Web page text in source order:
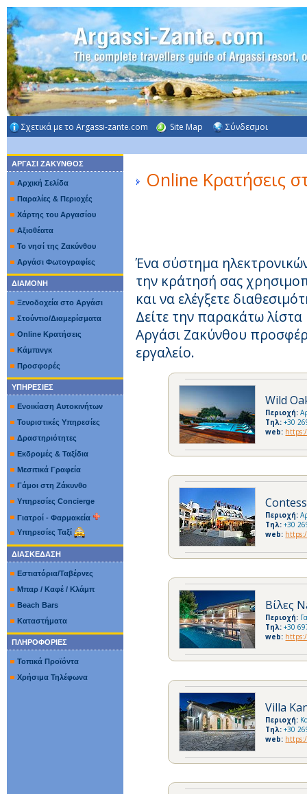
Σχετικά με το Argassi-zante.com Site Map Σύνδεσμοι
ΑΡΓΑΣΙ ΖΑΚΥΝΘΟΣ
Αρχική Σελίδα
Παραλίες & Περιοχές
Χάρτης του Αργασίου
Αξιοθέατα
Το νησί της Ζακύνθου
Αργάσι Φωτογραφίες
ΔΙΑΜΟΝΗ
Ξενοδοχεία στο Αργάσι
Στούντιο/Διαμερίσματα
Online Κρατήσεις
Κάμπινγκ
Προσφορές
ΥΠΗΡΕΣΙΕΣ
Ενοικίαση Αυτοκινήτων
Τουριστικές Υπηρεσίες
Δραστηριότητες
Εκδρομές & Ταξίδια
Μεσιτικά Γραφεία
Γάμοι στη Ζάκυνθο
Υπηρεσίες Concierge
Γιατροί - Φαρμακεία
Υπηρεσίες Ταξί
ΔΙΑΣΚΕΔΑΣΗ
Εστιατόρια/Ταβέρνες
Μπαρ / Καφέ / Κλάμπ
Beach Bars
Καταστήματα
ΠΛΗΡΟΦΟΡΙΕΣ
Τοπικά Προϊόντα
Χρήσιμα Τηλέφωνα
Online Κρατήσεις
Ένα σύστημα
την κράτησή σας
και να ελέγξετε
Δείτε την παρακάτω
Αργάσι Ζακύνθου
εργαλείο.
Wild
Περιοχή:
Τηλ:+30
web:
Περιοχή:
Τηλ:+30
web:
Βίλες
Περιοχή:
Τηλ:+30
web:
Villa
Περιοχή:
Τηλ:+30
web: